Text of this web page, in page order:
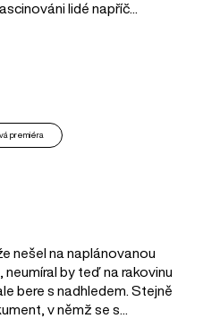
lidé napříč...
premiéra
nešel na naplánovanou
by teď na rakovinu
bere s nadhledem. Stejně
v němž se s...